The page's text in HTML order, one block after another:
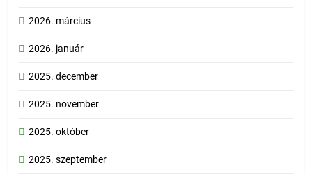
2026. március
2026. január
2025. december
2025. november
2025. október
2025. szeptember